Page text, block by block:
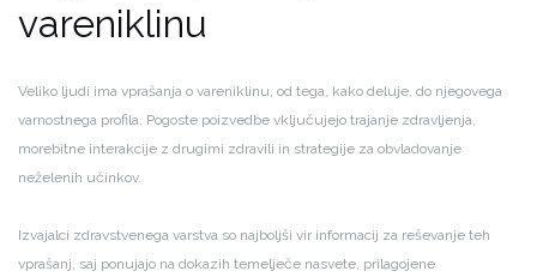
vareniklinu
Veliko ljudi ima vprašanja o vareniklinu, od tega, kako deluje, do njegovega
varnostnega profila. Pogoste poizvedbe vključujejo trajanje zdravljenja,
morebitne interakcije z drugimi zdravili in strategije za obvladovanje
neželenih učinkov.
Izvajalci zdravstvenega varstva so najboljši vir informacij za reševanje teh
vprašanj, saj ponujajo na dokazih temelječe nasvete, prilagojene